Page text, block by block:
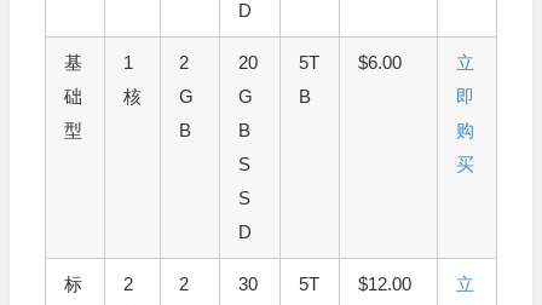
D
基
础
型
1
核
2
G
B
20
G
B
S
S
D
5T
B
$6.00
立
即
购
买
标
2
2
30
5T
$12.00
立